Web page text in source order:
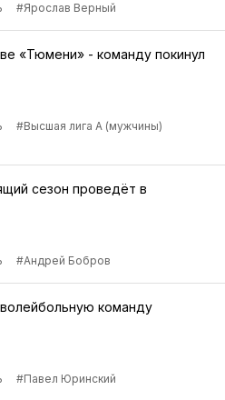
#Ярослав Верный
«Тюмени» - команду покинул
#Высшая лига А (мужчины)
сезон проведёт в
#Андрей Бобров
команду
#Павел Юринский